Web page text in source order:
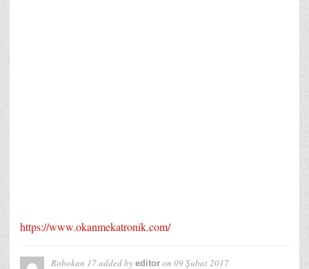
https://www.okanmekatronik.com/
Robokan 17added by editor on 09 Şubat 2017